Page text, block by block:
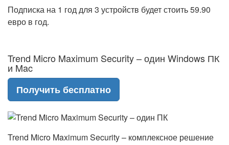
Подписка на 1 год для 3 устройств будет стоить 59.90
евро в год.
Trend Micro Maximum Security – один Windows ПК
и Mac
Получить бесплатно
Trend Micro Maximum Security – комплексное решение